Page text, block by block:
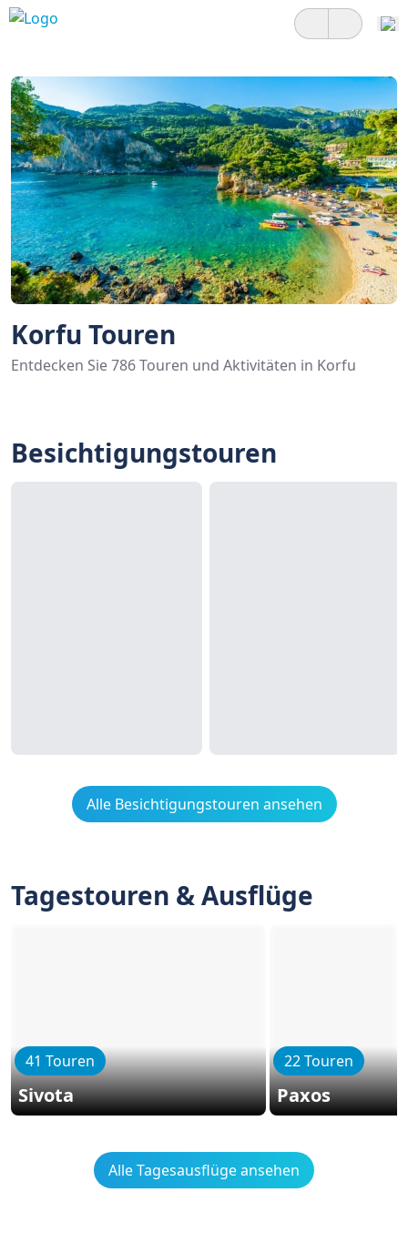
Korfu Touren
Entdecken Sie 786 Touren und Aktivitäten in Korfu
Besichtigungstouren
Alle Besichtigungstouren ansehen
Tagestouren & Ausflüge
41 Touren
Sivota
22 Touren
Paxos
Alle Tagesausflüge ansehen